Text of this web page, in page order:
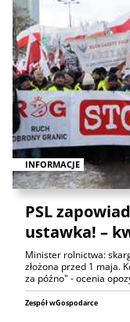
INFORMACJE
PSL
ustawka! –
Minister rolnictwa:
złożona przed 1 maja.
za późno" - ocenia
Zespół wGospodarce